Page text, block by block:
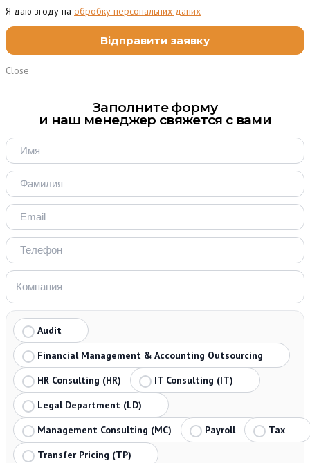
Я даю згоду на обробку персональних даних
Close
Заполните форму
и наш менеджер свяжется с вами
Audit
Financial Management & Accounting Outsourcing
HR Consulting (HR)
IT Consulting (IT)
Legal Department (LD)
Management Consulting (MC)
Payroll
Tax
Transfer Pricing (TP)